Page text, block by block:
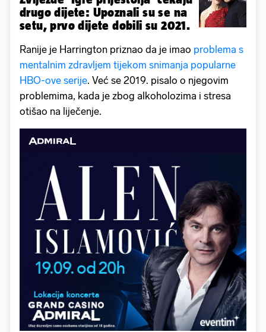
drugo dijete: Upoznali su se na
setu, prvo dijete dobili su 2021.
Ranije je Harrington priznao da je imao problema s
mentalnim zdravljem tijekom snimanja popularne
HBO-ove serije. Već se 2019. pisalo o njegovim
problemima, kada je zbog alkoholozima i stresa
otišao na liječenje.